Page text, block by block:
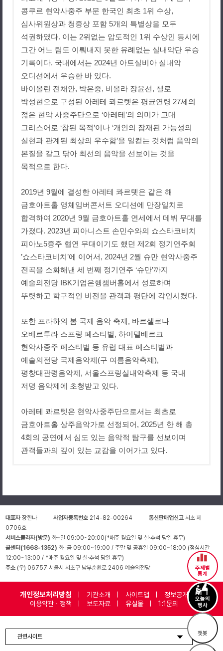
콩쿠르 현악사중주 부문 한국인 최초 1위 수상,
심사위원상과 청중상 포함 5개의 특별상을 모두
석권하였다. 이는 2위없는 압도적인 1위 수상인 동시에
그간 어느 팀도 이뤄내지 못한 유례없는 실내악단 우승
기록이다. 국내에서는 2024년 아트실비아 실내악
오디션에서 우승한 바 있다.
바이올린 전채안, 박은중, 비올라 장윤선, 첼로
박성현으로 구성된 아레테 콰르텟은 평균연령 27세의
젊은 현악 사중주단으로 ‘아레테’의 의미가 고대
그리스어로 ‘참된 목적’이나 ‘개인의 잠재된 가능성의
실현과 관계된 최상의 우수함’을 일컫는 것처럼 음악의
본질을 갈고 닦아 최선의 음악을 선보이는 것을
목적으로 한다.
2019년 9월에 결성한 아레테 콰르텟은 같은 해
금호아트홀 영체임버콘서트 오디션에 만장일치로
합격하여 2020년 9월 금호아트홀 연세에서 데뷔 무대를
가졌다. 2023년 피아니스트 손민수와의 쇼스타코비치
피아노5중주 협연 무대이기도 했던 제2회 정기연주회
’쇼스타코비치’에 이어서, 2024년 2월 슈만 현악사중주
전곡을 소화해낸 세 번째 정기연주 ‘슈만’까지
예술의전당 IBK기업은행챔버홀에서 성료하며
뚜렷하고 학구적인 비전을 관객과 평단에 각인시켰다.
또한 프라하의 봄 국제 음악 축제, 바르셀로나
오베르투라 스프링 페스티벌, 하이델베르크
현악사중주 페스티벌 등 유럽 대표 페스티벌과
예술의전당 국제음악제(구 여름음악축제),
평창대관령음악제, 서울스프링실내악축제 등 국내
저명 음악제에 초청받고 있다.
아레테 콰르텟은 현악사중주단으로서는 최초로
금호아트홀 상주음악가로 선정되어, 2025년 한 해 총
4회의 공연에서 심도 있는 음악적 탐구를 선보이며
관객들과의 깊이 있는 교감을 이어가고 있다.
주제별
통계
오늘의
행사
챗봇
대표자장한나 사업자등록번호 214-82-00264 통신판매업신고서초 제
0706호
서비스플라자(방문)화~일 09:00~20:00(*매주 월요일 및 설·추석 당일 휴무)
콜센터(1668-1352)화-금 09:00~19:00 / 주말 및 공휴일 09:00~18:00 (점심시간
12:00~13:00 / *매주 월요일 및 설·추석 당일 휴무)
주소 (우) 06757 서울시 서초구 남부순환로 2406 예술의전당
개인정보처리방침 기관소개 사이트맵
정보공개
이용약관 · 정책
보도자료 유실물 1:1문의
관련사이트